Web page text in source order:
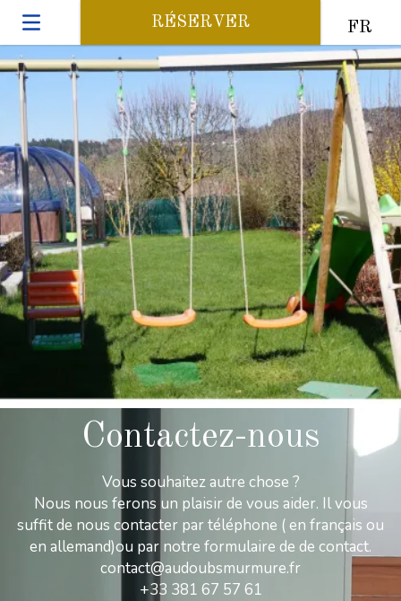
RÉSERVER FR
Contactez-nous
Vous souhaitez autre chose ?
Nous nous ferons un plaisir de vous aider. Il vous
suffit de nous contacter par téléphone ( en français ou
en allemand)ou par notre formulaire de de contact.
contact@audoubsmurmure.fr
+33 381 67 57 61